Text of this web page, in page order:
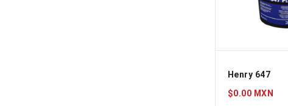
Henry 647
$0.00 MXN